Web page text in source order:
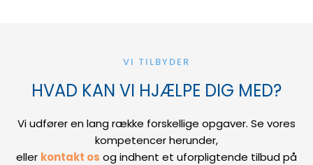
VI TILBYDER
HVAD KAN VI HJÆLPE DIG MED?
​Vi udfører en lang række forskellige opgaver. Se vores
kompetencer herunder,
​eller kontakt os og indhent et uforpligtende tilbud på